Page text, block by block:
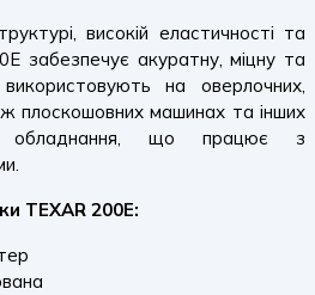
високій еластичності та
забезпечує акуратну, міцну та
на оверлочних,
плоскошовних машинах та інших
обладнання, що працює з
TEXAR 200E: